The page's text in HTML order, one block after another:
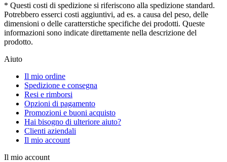
* Questi costi di spedizione si riferiscono alla spedizione standard.
Potrebbero esserci costi aggiuntivi, ad es. a causa del peso, delle
dimensioni o delle caratterstiche specifiche dei prodotti. Queste
informazioni sono indicate direttamente nella descrizione del
prodotto.
Aiuto
Il mio ordine
Spedizione e consegna
Resi e rimborsi
Opzioni di pagamento
Promozioni e buoni acquisto
Hai bisogno di ulteriore aiuto?
Clienti aziendali
Il mio account
Il mio account